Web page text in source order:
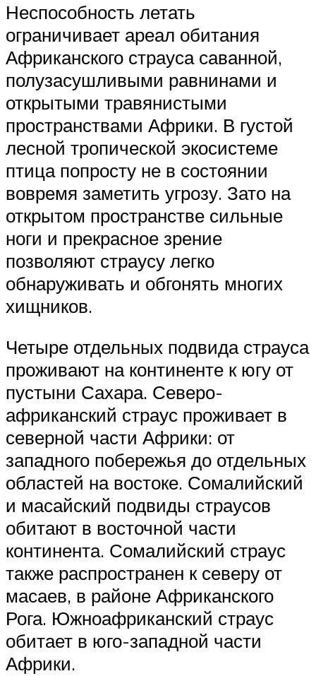
Неспособность летать
ограничивает ареал обитания
Африканского страуса саванной,
полузасушливыми равнинами и
открытыми травянистыми
пространствами Африки. В густой
лесной тропической экосистеме
птица попросту не в состоянии
вовремя заметить угрозу. Зато на
открытом пространстве сильные
ноги и прекрасное зрение
позволяют страусу легко
обнаруживать и обгонять многих
хищников.
Четыре отдельных подвида страуса
проживают на континенте к югу от
пустыни Сахара. Северо-
африканский страус проживает в
северной части Африки: от
западного побережья до отдельных
областей на востоке. Сомалийский
и масайский подвиды страусов
обитают в восточной части
континента. Сомалийский страус
также распространен к северу от
масаев, в районе Африканского
Рога. Южноафриканский страус
обитает в юго-западной части
Африки.